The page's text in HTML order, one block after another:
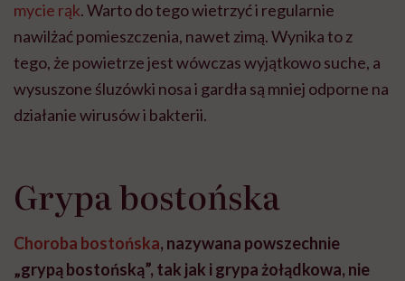
mycie rąk. Warto do tego wietrzyć i regularnie
nawilżać pomieszczenia, nawet zimą. Wynika to z
tego, że powietrze jest wówczas wyjątkowo suche, a
wysuszone śluzówki nosa i gardła są mniej odporne na
działanie wirusów i bakterii.
Grypa bostońska
Choroba bostońska, nazywana powszechnie
„grypą bostońską”, tak jak i grypa żołądkowa, nie